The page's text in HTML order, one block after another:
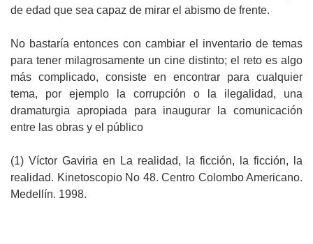
de edad que sea capaz de mirar el abismo de frente.
No bastaría entonces con cambiar el inventario de temas
para tener milagrosamente un cine distinto; el reto es algo
más complicado, consiste en encontrar para cualquier
tema, por ejemplo la corrupción o la ilegalidad, una
dramaturgia apropiada para inaugurar la comunicación
entre las obras y el público
(1) Víctor Gaviria en La realidad, la ficción, la ficción, la
realidad. Kinetoscopio No 48. Centro Colombo Americano.
Medellín. 1998.